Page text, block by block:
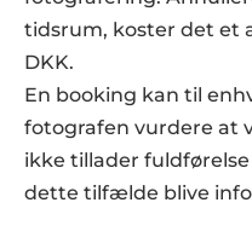
tidsrum, koster det et
DKK.
En booking kan til
fotografen vurdere at
ikke tillader
dette tilfælde blive